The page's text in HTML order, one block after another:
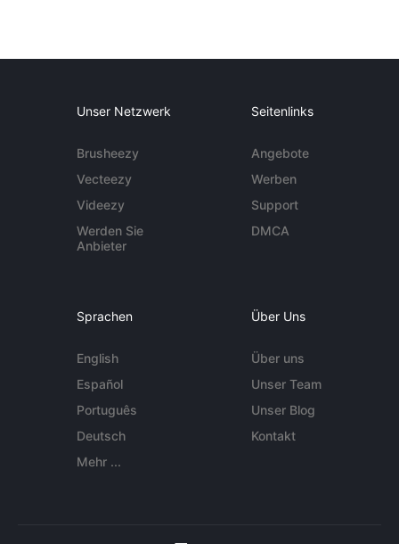
Unser Netzwerk
Brusheezy
Vecteezy
Videezy
Werden Sie
Anbieter
Seitenlinks
Angebote
Werben
Support
DMCA
Sprachen
English
Español
Português
Deutsch
Mehr ...
Über Uns
Über uns
Unser Team
Unser Blog
Kontakt